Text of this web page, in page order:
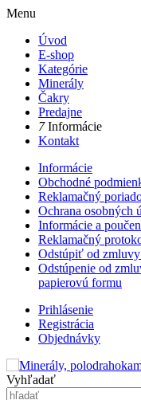
Menu
Úvod
E-shop
Kategórie
Minerály
Čakry
Predajne
7Informácie
Kontakt
Informácie
Obchodné
Reklamačný
Ochrana osobných
Informácie a
Reklamačný
Odstúpiť od
Odstúpenie od
papierovú formu
Prihlásenie
Registrácia
Objednávky
Vyhľadať